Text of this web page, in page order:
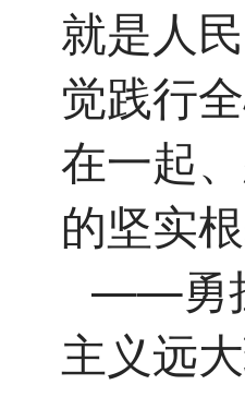
就是人
觉践行
在一起
的坚实根
——勇
主义远